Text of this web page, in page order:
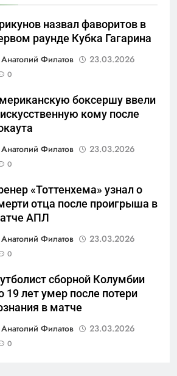
назвал фаворитов в
раунде Кубка Гагарина
Анатолий Филатов
23.03.2026
0
боксершу ввели
кому после
Анатолий Филатов
23.03.2026
0
«Тоттенхема» узнал о
отца после проигрыша в
АПЛ
Анатолий Филатов
23.03.2026
0
сборной Колумбии
19 лет умер после потери
в матче
Анатолий Филатов
23.03.2026
0
Что происходит в
военные изымают спирт «для
защиты Отечества»
САНКТ-ПЕТЕРБУРГ И ОБЛАСТЬ
«500-тонный беспилотник»
или очередная показуха? Что
САНКТ-ПЕТЕРБУРГ И ОБЛАСТЬ
провалов и уязвимости
региона
Зачистка неба: Силовой
передел авиаотрасли
САНКТ-ПЕТЕРБУРГ И ОБЛАСТЬ